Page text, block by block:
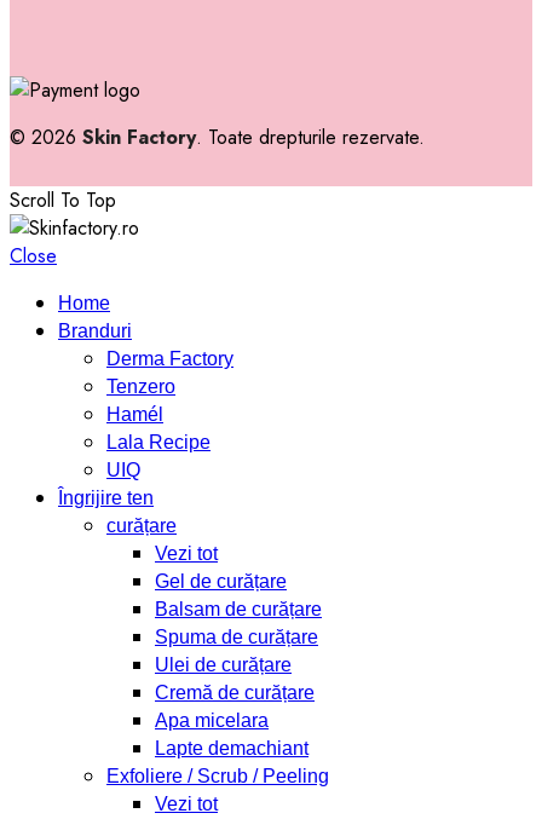
© 2026 Skin Factory. Toate drepturile rezervate.
Scroll To Top
Close
Home
Branduri
Derma Factory
Tenzero
Hamél
Lala Recipe
UIQ
Îngrijire ten
curățare
Vezi tot
Gel de curățare
Balsam de curățare
Spuma de curățare
Ulei de curățare
Cremă de curățare
Apa micelara
Lapte demachiant
Exfoliere / Scrub / Peeling
Vezi tot